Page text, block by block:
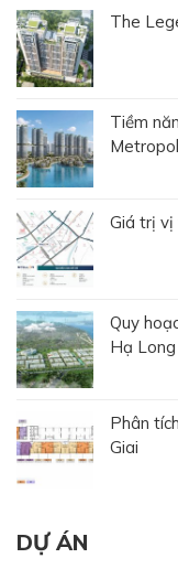
The
Tiềm
Giá trị vị
Quy
Hạ Long
Phân
Giai
DỰ ÁN